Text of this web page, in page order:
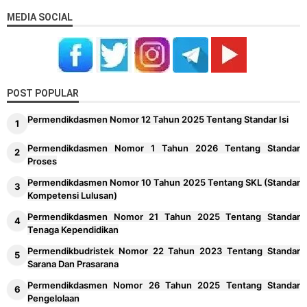
MEDIA SOCIAL
POST POPULAR
Permendikdasmen Nomor 12 Tahun 2025 Tentang Standar Isi
Permendikdasmen Nomor 1 Tahun 2026 Tentang Standar
Proses
Permendikdasmen Nomor 10 Tahun 2025 Tentang SKL (Standar
Kompetensi Lulusan)
Permendikdasmen Nomor 21 Tahun 2025 Tentang Standar
Tenaga Kependidikan
Permendikbudristek Nomor 22 Tahun 2023 Tentang Standar
Sarana Dan Prasarana
Permendikdasmen Nomor 26 Tahun 2025 Tentang Standar
Pengelolaan